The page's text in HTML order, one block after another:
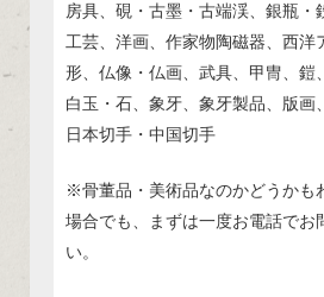
房具、硯・古墨・古端渓、銀瓶・
工芸、洋画、作家物陶磁器、西洋
形、仏像・仏画、武具、甲冑、鎧
白玉・石、象牙、象牙製品、版画
日本切手・中国切手
※骨董品・美術品なのかどうかも
場合でも、まずは一度お電話でお
い。